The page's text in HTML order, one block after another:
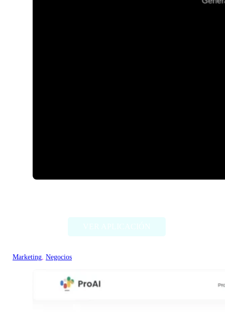
Marketing, Negocios